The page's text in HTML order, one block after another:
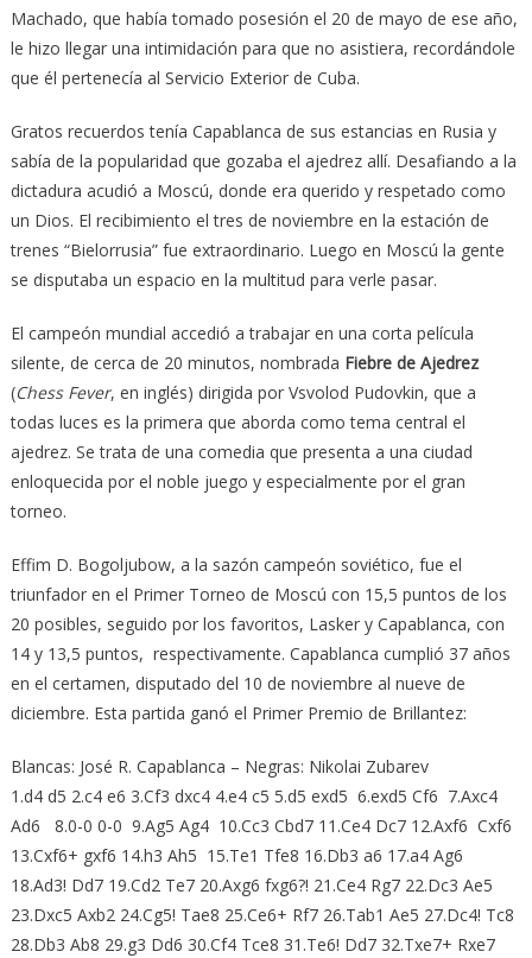
Machado, que había tomado posesión el 20 de mayo de ese año,
le hizo llegar una intimidación para que no asistiera, recordándole
que él pertenecía al Servicio Exterior de Cuba.
Gratos recuerdos tenía Capablanca de sus estancias en Rusia y
sabía de la popularidad que gozaba el ajedrez allí. Desafiando a la
dictadura acudió a Moscú, donde era querido y respetado como
un Dios. El recibimiento el tres de noviembre en la estación de
trenes “Bielorrusia” fue extraordinario. Luego en Moscú la gente
se disputaba un espacio en la multitud para verle pasar.
El campeón mundial accedió a trabajar en una corta película
silente, de cerca de 20 minutos, nombrada Fiebre de Ajedrez
(Chess Fever, en inglés) dirigida por Vsvolod Pudovkin, que a
todas luces es la primera que aborda como tema central el
ajedrez. Se trata de una comedia que presenta a una ciudad
enloquecida por el noble juego y especialmente por el gran
torneo.
Effim D. Bogoljubow, a la sazón campeón soviético, fue el
triunfador en el Primer Torneo de Moscú con 15,5 puntos de los
20 posibles, seguido por los favoritos, Lasker y Capablanca, con
14 y 13,5 puntos, respectivamente. Capablanca cumplió 37 años
en el certamen, disputado del 10 de noviembre al nueve de
diciembre. Esta partida ganó el Primer Premio de Brillantez:
Blancas: José R. Capablanca – Negras: Nikolai Zubarev
1.d4 d5 2.c4 e6 3.Cf3 dxc4 4.e4 c5 5.d5 exd5 6.exd5 Cf6 7.Axc4
Ad6 8.0-0 0-0 9.Ag5 Ag4 10.Cc3 Cbd7 11.Ce4 Dc7 12.Axf6 Cxf6
13.Cxf6+ gxf6 14.h3 Ah5 15.Te1 Tfe8 16.Db3 a6 17.a4 Ag6
18.Ad3! Dd7 19.Cd2 Te7 20.Axg6 fxg6?! 21.Ce4 Rg7 22.Dc3 Ae5
23.Dxc5 Axb2 24.Cg5! Tae8 25.Ce6+ Rf7 26.Tab1 Ae5 27.Dc4! Tc8
28.Db3 Ab8 29.g3 Dd6 30.Cf4 Tce8 31.Te6! Dd7 32.Txe7+ Rxe7